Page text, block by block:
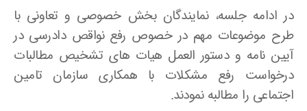
در ادامه جلسه، نمایندگان بخش خصوصی و تعاونی با
طرح موضوعات مهم در خصوص رفع نواقص دادرسی در
آیین نامه و دستور العمل هیات های تشخیص مطالبات
درخواست رفع مشکلات با همکاری سازمان تامین
اجتماعی را مطالبه نمودند.